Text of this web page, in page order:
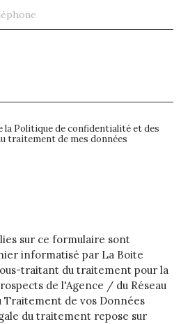
la Politique de confidentialité et des
traitement de mes données
sur ce formulaire sont
informatisé par La Boite
traitant du traitement pour la
de l'Agence / du Réseau
Traitement de vos Données
du traitement repose sur